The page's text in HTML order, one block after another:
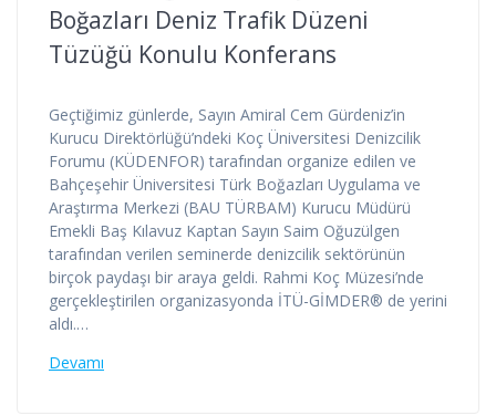
Boğazları Deniz Trafik Düzeni
Tüzüğü Konulu Konferans
Geçtiğimiz günlerde, Sayın Amiral Cem Gürdeniz’in
Kurucu Direktörlüğü’ndeki Koç Üniversitesi Denizcilik
Forumu (KÜDENFOR) tarafından organize edilen ve
Bahçeşehir Üniversitesi Türk Boğazları Uygulama ve
Araştırma Merkezi (BAU TÜRBAM) Kurucu Müdürü
Emekli Baş Kılavuz Kaptan Sayın Saim Oğuzülgen
tarafından verilen seminerde denizcilik sektörünün
birçok paydaşı bir araya geldi. Rahmi Koç Müzesi’nde
gerçekleştirilen organizasyonda İTÜ-GİMDER® de yerini
aldı.…
Devamı